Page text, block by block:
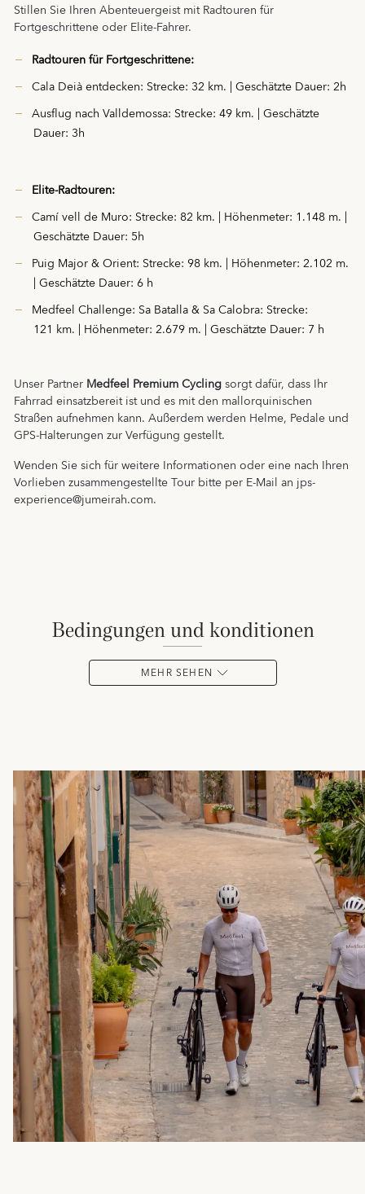
Stillen Sie Ihren Abenteuergeist mit Radtouren für
Fortgeschrittene oder Elite-Fahrer.
Radtouren für Fortgeschrittene:
Cala Deià entdecken: Strecke: 32 km. | Geschätzte Dauer: 2h
Ausflug nach Valldemossa: Strecke: 49 km. | Geschätzte
Dauer: 3h
Elite-Radtouren:
Camí vell de Muro: Strecke: 82 km. | Höhenmeter: 1.148 m. |
Geschätzte Dauer: 5h
Puig Major & Orient: Strecke: 98 km. | Höhenmeter: 2.102 m.
| Geschätzte Dauer: 6 h
Medfeel Challenge: Sa Batalla & Sa Calobra: Strecke:
121 km. | Höhenmeter: 2.679 m. | Geschätzte Dauer: 7 h
Unser Partner Medfeel Premium Cyclingsorgt dafür, dass Ihr
Fahrrad einsatzbereit ist und es mit den mallorquinischen
Straßen aufnehmen kann. Außerdem werden Helme, Pedale und
GPS-Halterungen zur Verfügung gestellt.
Wenden Sie sich für weitere Informationen oder eine nach Ihren
Vorlieben zusammengestellte Tour bitte per E-Mail an jps-
experience@jumeirah.com.
bedingungen und konditionen
MEHR SEHEN